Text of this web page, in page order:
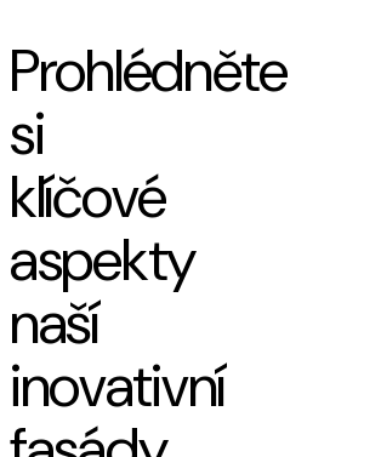
Prohlédněte
si
klíčové
aspekty
naší
inovativní